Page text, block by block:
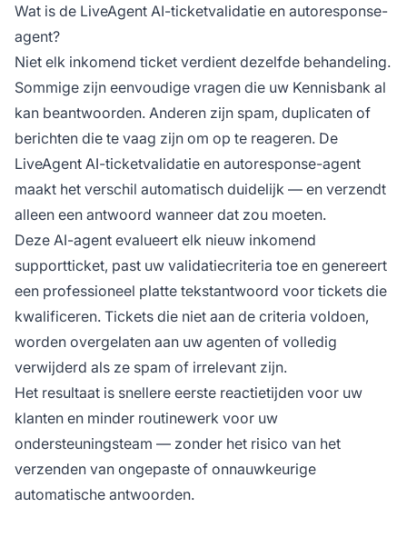
Wat is de LiveAgent AI-ticketvalidatie en autoresponse-
agent?
Niet elk inkomend ticket verdient dezelfde behandeling.
Sommige zijn eenvoudige vragen die uw Kennisbank al
kan beantwoorden. Anderen zijn spam, duplicaten of
berichten die te vaag zijn om op te reageren. De
LiveAgent AI-ticketvalidatie en autoresponse-agent
maakt het verschil automatisch duidelijk — en verzendt
alleen een antwoord wanneer dat zou moeten.
Deze AI-agent evalueert elk nieuw inkomend
supportticket, past uw validatiecriteria toe en genereert
een professioneel platte tekstantwoord voor tickets die
kwalificeren. Tickets die niet aan de criteria voldoen,
worden overgelaten aan uw agenten of volledig
verwijderd als ze spam of irrelevant zijn.
Het resultaat is snellere eerste reactietijden voor uw
klanten en minder routinewerk voor uw
ondersteuningsteam — zonder het risico van het
verzenden van ongepaste of onnauwkeurige
automatische antwoorden.